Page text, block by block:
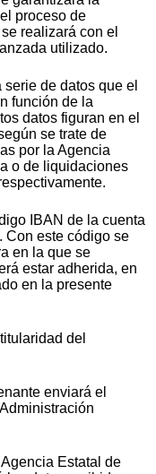
proceso de
realizará con el
utilizado.
de datos que el
función de la
datos figuran en el
se trate de
por la Agencia
o de liquidaciones
IBAN de la cuenta
Con este código se
en la que se
estar adherida, en
en la presente
del
enviará el
Estatal de